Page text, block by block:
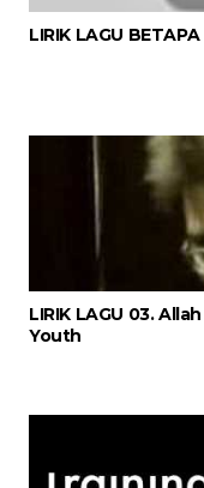
LIRIK LAGU
LIRIK LAGU 03.
Youth